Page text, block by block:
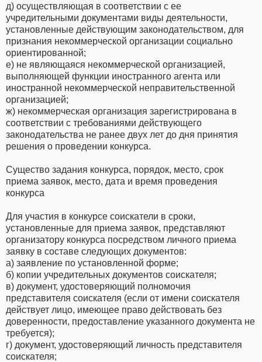
д) осуществляющая в соответствии с ее
учредительными документами виды деятельности,
установленные действующим законодательством, для
признания некоммерческой организации социально
ориентированной;
е) не являющаяся некоммерческой организацией,
выполняющей функции иностранного агента или
иностранной некоммерческой неправительственной
организацией;
ж) некоммерческая организация зарегистрирована в
соответствии с требованиями действующего
законодательства не ранее двух лет до дня принятия
решения о проведении конкурса.
Существо задания конкурса, порядок, место, срок
приема заявок, место, дата и время проведения
конкурса
Для участия в конкурсе соискатели в сроки,
установленные для приема заявок, представляют
организатору конкурса посредством личного приема
заявку в составе следующих документов:
а) заявление по установленной форме;
б) копии учредительных документов соискателя;
в) документ, удостоверяющий полномочия
представителя соискателя (если от имени соискателя
действует лицо, имеющее право действовать без
доверенности, предоставление указанного документа не
требуется);
г) документ, удостоверяющий личность представителя
соискателя;